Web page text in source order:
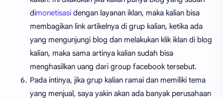
dimonetisasi dengan layanan iklan, maka kalian bisa
membagikan link artikelnya di grup kalian, ketika ada
yang mengunjungi blog dan melakukan klik iklan di blog
kalian, maka sama artinya kalian sudah bisa
menghasilkan uang dari group facebook tersebut.
Pada intinya, jika grup kalian ramai dan memiliki tema
yang menjual, saya yakin akan ada banyak perusahaan